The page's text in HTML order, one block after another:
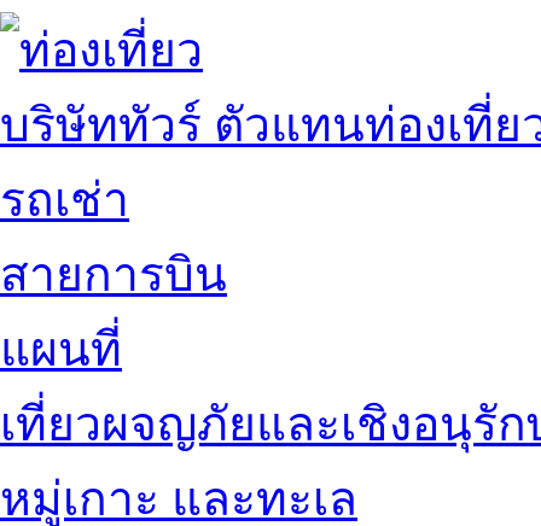
บริษัททัวร์ ตัวแทนท่องเที่ย
รถเช่า
สายการบิน
แผนที่
เที่ยวผจญภัยและเชิงอนุรัก
หมู่เกาะ และทะเล